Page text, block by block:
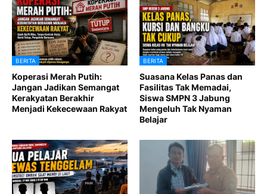
BERITA
Koperasi Merah Putih:
Jangan Jadikan Semangat
Kerakyatan Berakhir
Menjadi Kekecewaan Rakyat
BERITA
Suasana Kelas Panas dan
Fasilitas Tak Memadai,
Siswa SMPN 3 Jabung
Mengeluh Tak Nyaman
Belajar